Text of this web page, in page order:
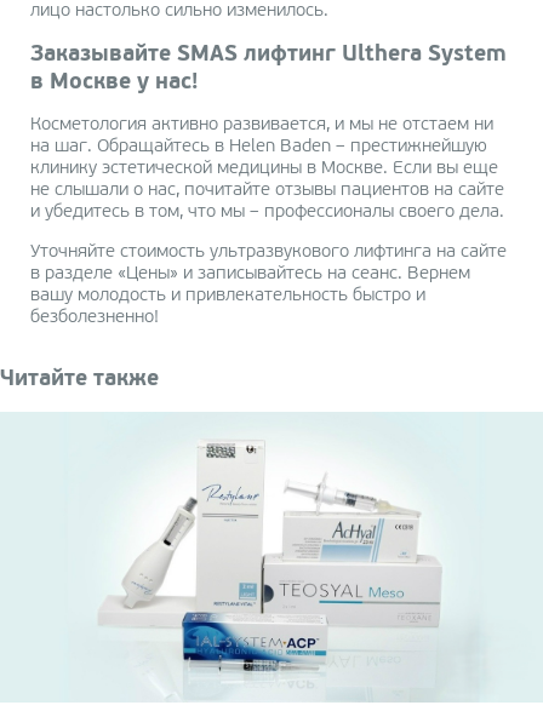
лицо настолько сильно изменилось.
Заказывайте SMAS лифтинг Ulthera System
в Москве у нас!
Косметология активно развивается, и мы не отстаем ни
на шаг. Обращайтесь в Helen Baden – престижнейшую
клинику эстетической медицины в Москве. Если вы еще
не слышали о нас, почитайте отзывы пациентов на сайте
и убедитесь в том, что мы – профессионалы своего дела.
Уточняйте стоимость ультразвукового лифтинга на сайте
в разделе «Цены» и записывайтесь на сеанс. Вернем
вашу молодость и привлекательность быстро и
безболезненно!
Читайте также